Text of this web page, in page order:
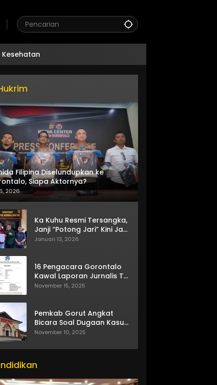
Kesehatan
Filipina Diselundupkan ke
Siapa Aktornya?
2026
Ka Kuhu Resmi Tersangka,
Janji “Potong Jari” Kini Jadi
Bumerang
Januari 13, 2026
16 Pengacara Gorontalo
Kawal Laporan Jurnalis TV
One
November 15, 2025
Pemkab Gorut Angkat
Bicara Soal Dugaan Kasus
Asusila Oknum ASN
November 10, 2025